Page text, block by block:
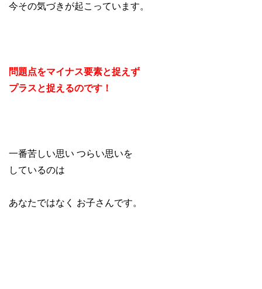
今その気づきが起こっています。
問題点をマイナス要素と捉えず
プラスと捉えるのです！
一番苦しい思い つらい思いを
しているのは
あなたではなく お子さんです。